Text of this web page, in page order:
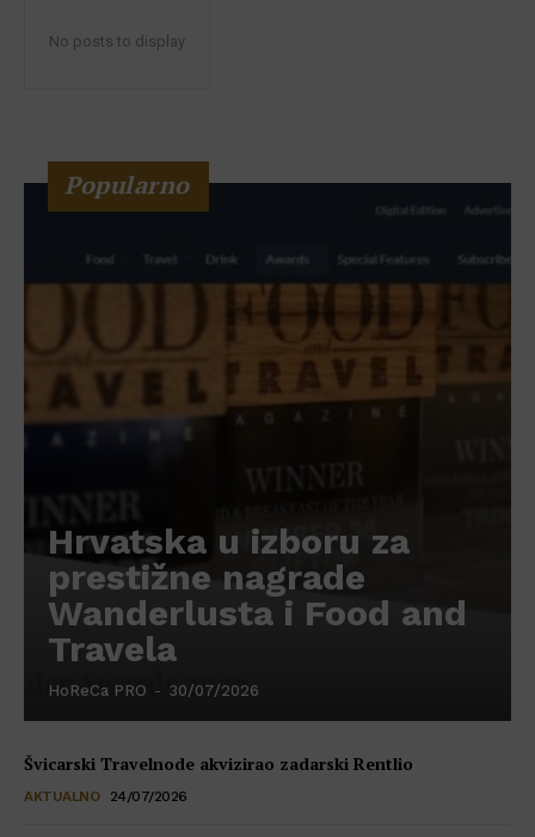
No posts to display
Popularno
Hrvatska u izboru za
prestižne nagrade
Wanderlusta i Food and
Travela
HoReCa PRO - 30/07/2026
Švicarski Travelnode akvizirao zadarski Rentlio
AKTUALNO 24/07/2026